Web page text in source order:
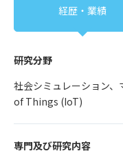
経歴・業績
研究分野
社会シミュレーション
of Things (IoT)
専門及び研究内容